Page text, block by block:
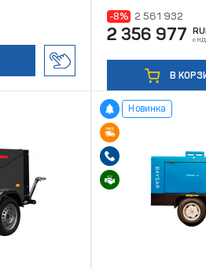
-8% 2 561 932
2 356 977 с
В
Новинка